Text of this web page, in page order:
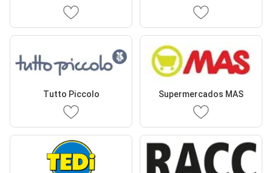
Tutto Piccolo Supermercados MAS